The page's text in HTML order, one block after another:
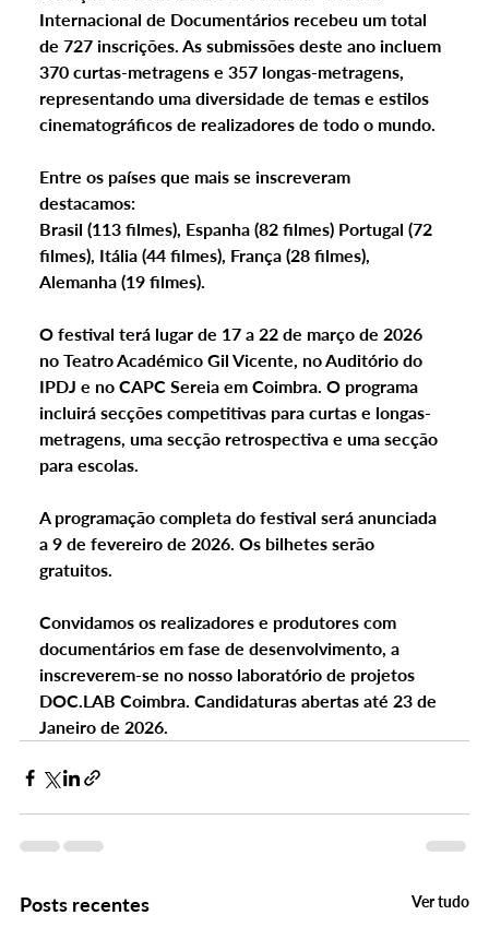
Internacional de Documentários recebeu um total
de 727 inscrições. As submissões deste ano incluem
370 curtas-metragens e 357 longas-metragens,
representando uma diversidade de temas e estilos
cinematográficos de realizadores de todo o mundo.
Entre os países que mais se inscreveram
destacamos:
Brasil (113 filmes), Espanha (82 filmes) Portugal (72
filmes), Itália (44 filmes), França (28 filmes),
Alemanha (19 filmes).
O festival terá lugar de 17 a 22 de março de 2026
no Teatro Académico Gil Vicente, no Auditório do
IPDJ e no CAPC Sereia em Coimbra. O programa
incluirá secções competitivas para curtas e longas-
metragens, uma secção retrospectiva e uma secção
para escolas.
A programação completa do festival será anunciada
a 9 de fevereiro de 2026. Os bilhetes serão
gratuitos.
Convidamos os realizadores e produtores com
documentários em fase de desenvolvimento, a
inscreverem-se no nosso laboratório de projetos
DOC.LAB Coimbra. Candidaturas abertas até 23 de
Janeiro de 2026.
Posts recentes Ver tudo